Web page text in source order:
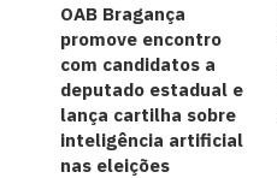
OAB Bragança
promove encontro
com candidatos a
deputado estadual e
lança cartilha sobre
inteligência artificial
nas eleições